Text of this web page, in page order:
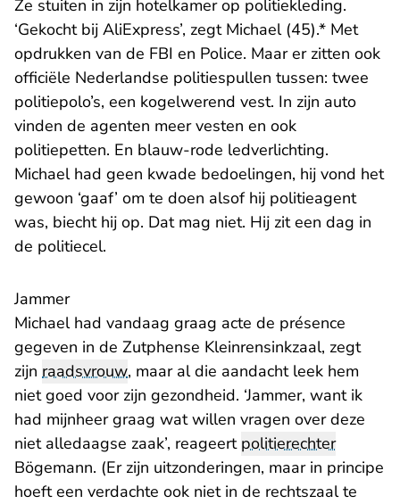
Ze stuiten in zijn hotelkamer op politiekleding.
‘Gekocht bij AliExpress’, zegt Michael (45).* Met
opdrukken van de FBI en Police. Maar er zitten ook
officiële Nederlandse politiespullen tussen: twee
politiepolo’s, een kogelwerend vest. In zijn auto
vinden de agenten meer vesten en ook
politiepetten. En blauw-rode ledverlichting.
Michael had geen kwade bedoelingen, hij vond het
gewoon ‘gaaf’ om te doen alsof hij politieagent
was, biecht hij op. Dat mag niet. Hij zit een dag in
de politiecel.
Jammer
Michael had vandaag graag acte de présence
gegeven in de Zutphense Kleinrensinkzaal, zegt
zijn raadsvrouw, maar al die aandacht leek hem
niet goed voor zijn gezondheid. ‘Jammer, want ik
had mijnheer graag wat willen vragen over deze
niet alledaagse zaak’, reageert politierechter
Bögemann. (Er zijn uitzonderingen, maar in principe
hoeft een verdachte ook niet in de rechtszaal te